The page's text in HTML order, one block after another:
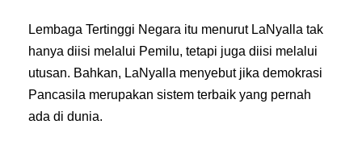
Lembaga Tertinggi Negara itu menurut LaNyalla tak
hanya diisi melalui Pemilu, tetapi juga diisi melalui
utusan. Bahkan, LaNyalla menyebut jika demokrasi
Pancasila merupakan sistem terbaik yang pernah
ada di dunia.